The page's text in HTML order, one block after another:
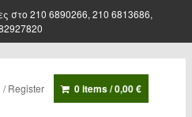
στο 210 6890266, 210 6813686,
/ Register 0 items /0,00€